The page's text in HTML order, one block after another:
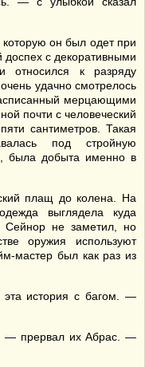
которую он был одет при
с декоративными
относился к разряду
удачно смотрелось
мерцающими
почти с человеческий
сантиметров. Такая
под стройную
была добыта именно в
плащ до колена. На
выглядела куда
Сейнор не заметил, но
оружия используют
мастер был как раз из
история с багом. —
— прервал их Абрас. —